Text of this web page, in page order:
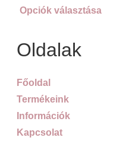
Opciók választása
Oldalak
Főoldal
Termékeink
Információk
Kapcsolat